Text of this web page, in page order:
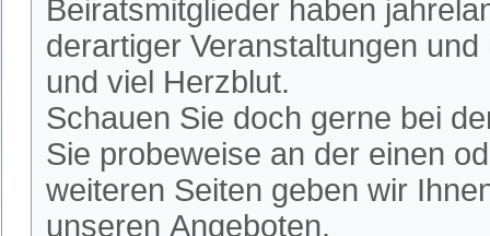
Beiratsmitglieder haben
derartiger Veranstaltungen
und viel Herzblut.
Schauen Sie doch gerne bei
Sie probeweise an der einen
weiteren Seiten geben wir
unseren Angeboten.